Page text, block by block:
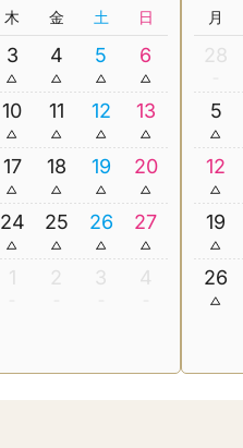
木 金 土 日
3 4 5 6
10 11 12 13
17 18 19 20
24 25 26 27
1 2 3 4
月
28
5
12
19
26